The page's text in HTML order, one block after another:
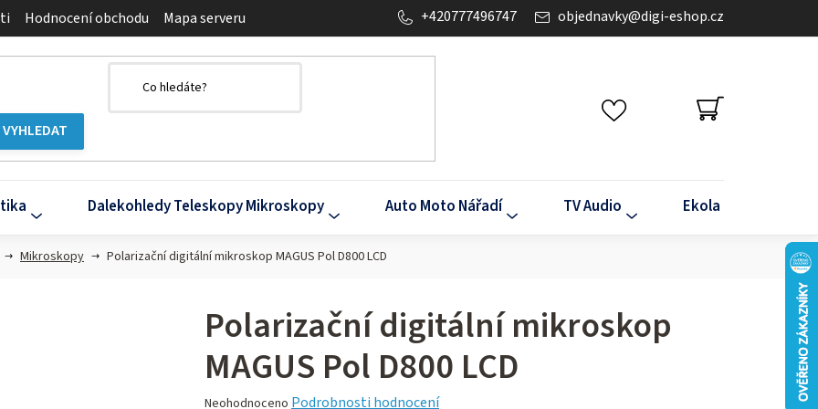
Hodnocení obchodu Mapa serveru objednavky@digi-eshop.cz
+420777496747
NÁKUPNÍ
KOŠÍK
Dalekohledy Teleskopy Mikroskopy Auto Moto Nářadí TV Audio Ekola
Mikroskopy Polarizační digitální mikroskop MAGUS Pol D800 LCD
Polarizační digitální mikroskop
MAGUS Pol D800 LCD
Průměrné
Neohodnoceno Podrobnosti hodnocení